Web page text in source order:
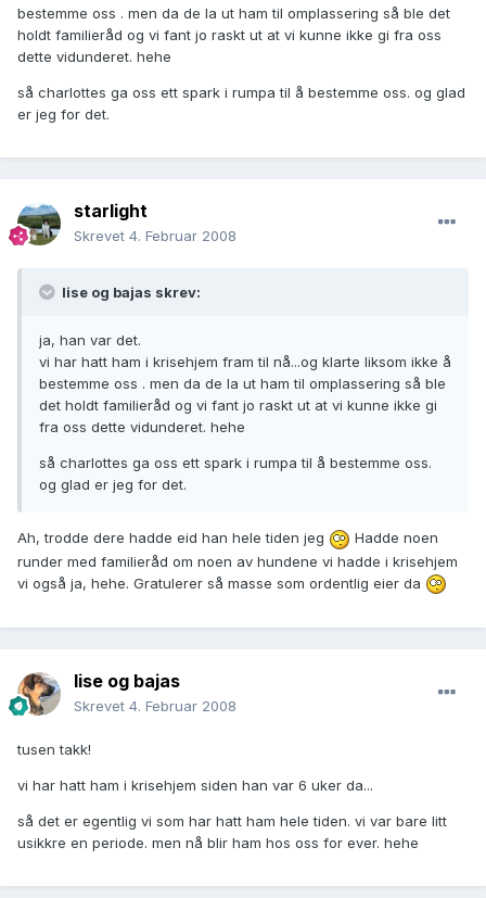
bestemme oss . men da de la ut ham til omplassering så ble det
holdt familieråd og vi fant jo raskt ut at vi kunne ikke gi fra oss
dette vidunderet. hehe
så charlottes ga oss ett spark i rumpa til å bestemme oss. og glad
er jeg for det.
starlight
Skrevet 4. Februar 2008
lise og bajas skrev:
ja, han var det.
vi har hatt ham i krisehjem fram til nå...og klarte liksom ikke å
bestemme oss . men da de la ut ham til omplassering så ble
det holdt familieråd og vi fant jo raskt ut at vi kunne ikke gi
fra oss dette vidunderet. hehe
så charlottes ga oss ett spark i rumpa til å bestemme oss.
og glad er jeg for det.
Ah, trodde dere hadde eid han hele tiden jeg
Hadde noen
runder med familieråd om noen av hundene vi hadde i krisehjem
vi også ja, hehe. Gratulerer så masse som ordentlig eier da
lise og bajas
Skrevet 4. Februar 2008
tusen takk!
vi har hatt ham i krisehjem siden han var 6 uker da...
så det er egentlig vi som har hatt ham hele tiden. vi var bare litt
usikkre en periode. men nå blir ham hos oss for ever. hehe